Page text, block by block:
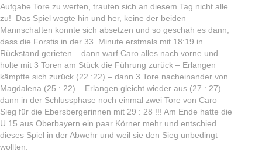
Aufgabe Tore zu werfen, trauten sich an diesem Tag nicht alle
zu! Das Spiel wogte hin und her, keine der beiden
Mannschaften konnte sich absetzen und so geschah es dann,
dass die Forstis in der 33. Minute erstmals mit 18:19 in
Rückstand gerieten – dann warf Caro alles nach vorne und
holte mit 3 Toren am Stück die Führung zurück – Erlangen
kämpfte sich zurück (22 :22) – dann 3 Tore nacheinander von
Magdalena (25 : 22) – Erlangen gleicht wieder aus (27 : 27) –
dann in der Schlussphase noch einmal zwei Tore von Caro –
Sieg für die Ebersbergerinnen mit 29 : 28 !!! Am Ende hatte die
U 15 aus Oberbayern ein paar Körner mehr und entschied
dieses Spiel in der Abwehr und weil sie den Sieg unbedingt
wollten.